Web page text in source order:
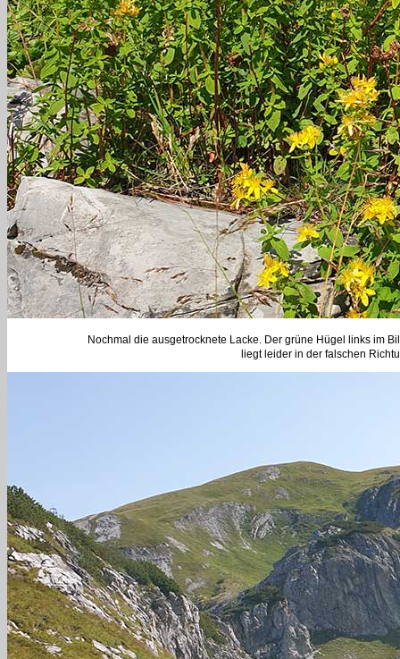
Nochmal die ausgetrocknete Lacke. Der grüne Hügel links im
liegt leider in der falschen